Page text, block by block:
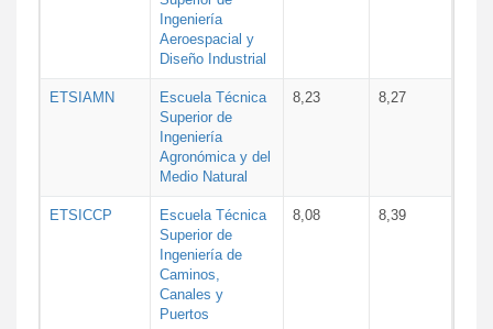
Ingeniería
Aeroespacial y
Diseño Industrial
ETSIAMN
Escuela Técnica
Superior de
Ingeniería
Agronómica y del
Medio Natural
8,23 8,27
ETSICCP
Escuela Técnica
Superior de
Ingeniería de
Caminos,
Canales y
Puertos
8,08 8,39